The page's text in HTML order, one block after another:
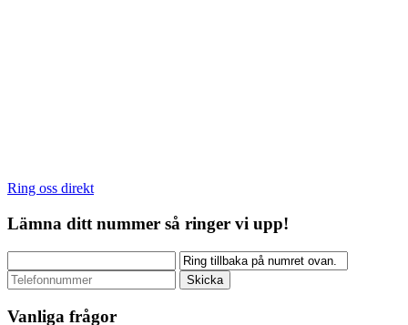
Ring oss direkt
Lämna ditt nummer så ringer vi upp!
Vanliga frågor